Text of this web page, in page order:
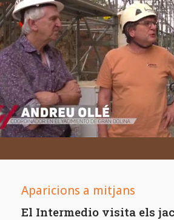
Aparicions a mitjans
El Intermedio visita els